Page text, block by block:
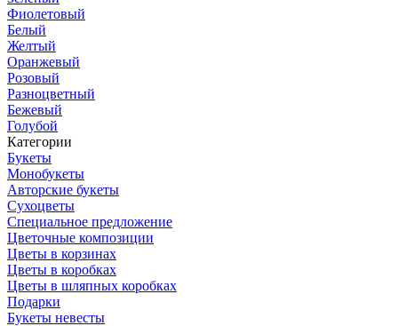
Фиолетовый
Белый
Желтый
Оранжевый
Розовый
Разноцветный
Бежевый
Голубой
Категории
Букеты
Монобукеты
Авторские букеты
Сухоцветы
Специальное предложение
Цветочные композиции
Цветы в корзинах
Цветы в коробках
Цветы в шляпных коробках
Подарки
Букеты невесты